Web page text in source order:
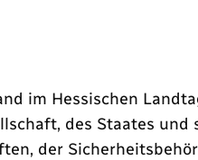
im Hessischen
des Staates
der